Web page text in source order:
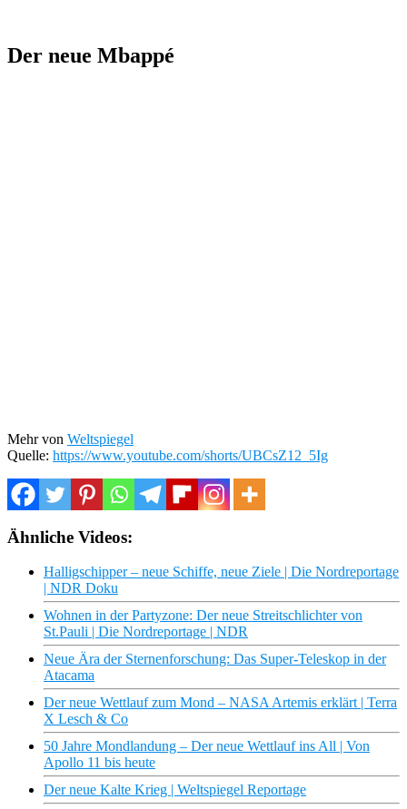
Der neue Mbappé
Mehr von Weltspiegel
Quelle: https://www.youtube.com/shorts/UBCsZ12_5Ig
Ähnliche Videos:
Halligschipper – neue Schiffe, neue Ziele | Die Nordreportage
| NDR Doku
Wohnen in der Partyzone: Der neue Streitschlichter von
St.Pauli | Die Nordreportage | NDR
Neue Ära der Sternenforschung: Das Super-Teleskop in der
Atacama
Der neue Wettlauf zum Mond – NASA Artemis erklärt | Terra
X Lesch & Co
50 Jahre Mondlandung – Der neue Wettlauf ins All | Von
Apollo 11 bis heute
Der neue Kalte Krieg | Weltspiegel Reportage